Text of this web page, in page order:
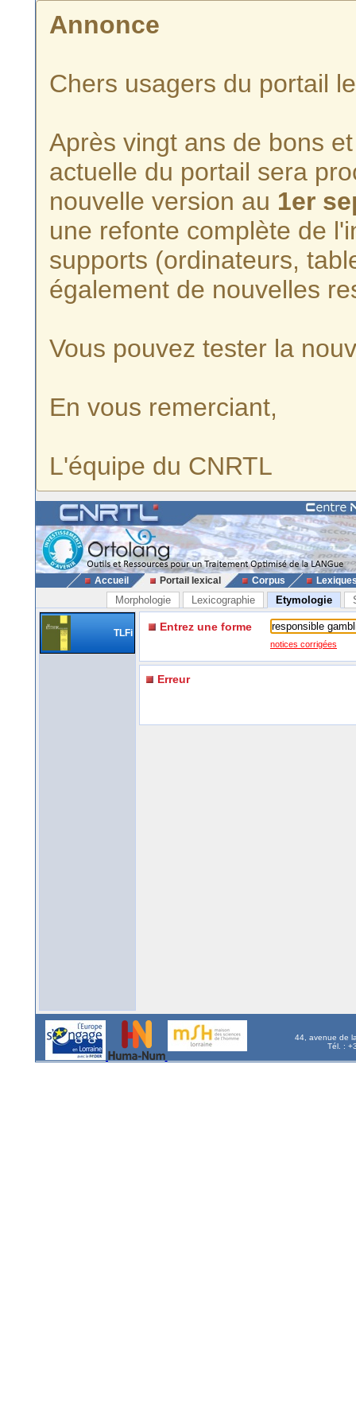
Annonce
Chers usagers du portail
Après vingt ans de bons
actuelle du portail sera
nouvelle version au 1er
une refonte complète de
supports (ordinateurs,
également de nouvelles
Vous pouvez tester la
En vous remerciant,
L'équipe du CNRTL
Accueil Portail lexical Corpus
Morphologie Lexicographie Etymologie
TLFi Entrez une forme
notices corrigées
Erreur
44, avenue de
Tél. :